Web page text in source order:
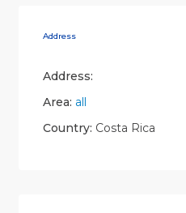
Address
Address:
Area: all
Country: Costa Rica